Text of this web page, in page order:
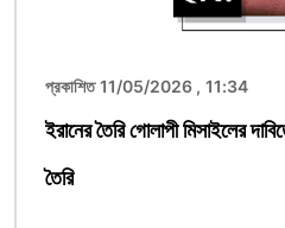
প্রকাশিত 11/05/2026 , 11:34
ইরানের তৈরি গোলাপী মিসাইলের
তৈরি